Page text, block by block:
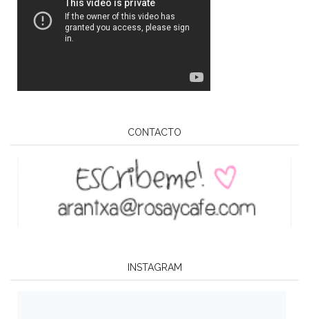
CONTACTO
INSTAGRAM